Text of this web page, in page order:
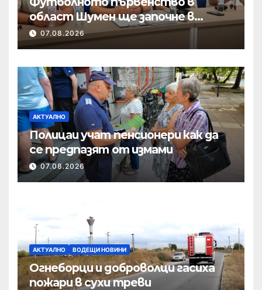
област Шумен ще започне в
началото на септември
07.08.2026
АКТУАЛНО
Полицаи учат пенсионери как да
се предпазят от измами
07.08.2026
АКТУАЛНО ВОДЕЩИ НОВИНИ
Огнеборци и доброволци гасиха
пожари в сухи треви